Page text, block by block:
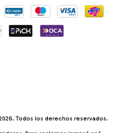
Todos los derechos reservados.